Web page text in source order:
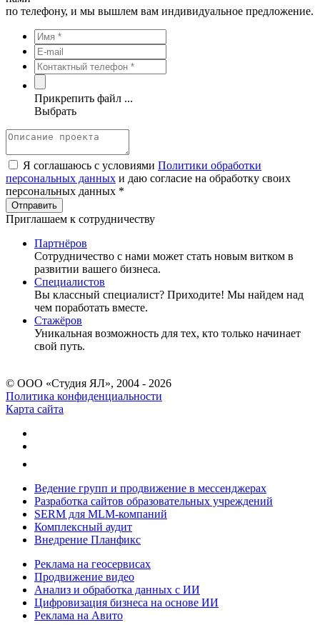
по телефону, и мы вышлем вам индивидуальное предложение.
Прикрепить файл ...
Выбрать
Я соглашаюсь с условиями Политики обработки
персональных данных и даю согласие на обработку своих
персональных данных *
Приглашаем к сотрудничеству
Партнёров
Сотрудничество c нами может стать новым витком в
развитии вашего бизнеса.
Специалистов
Вы классный специалист? Приходите! Мы найдем над
чем поработать вместе.
Стажёров
Уникальная возможность для тех, кто только начинает
свой путь.
© ООО «Студия ЯЛ», 2004 - 2026
Политика конфиденциальности
Карта сайта
Ведение групп и продвижение в мессенджерах
Разработка сайтов образовательных учреждений
SERM для MLM-компаний
Комплексный аудит
Внедрение Планфикс
Реклама на геосервисах
Продвижение видео
Анализ и обработка данных с ИИ
Цифровизация бизнеса на основе ИИ
Реклама на Авито